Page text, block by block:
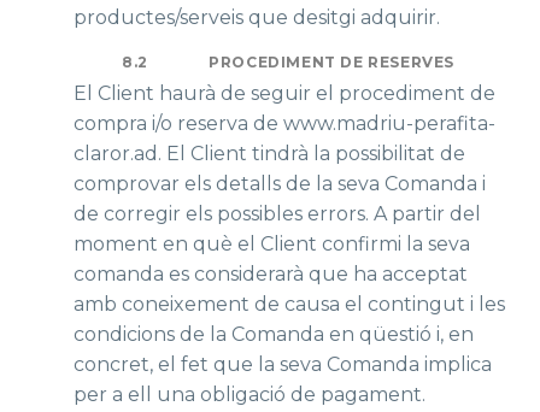
productes/serveis que desitgi adquirir.
8.2 PROCEDIMENT DE RESERVES
El Client haurà de seguir el procediment de
compra i/o reserva de www.madriu-perafita-
claror.ad. El Client tindrà la possibilitat de
comprovar els detalls de la seva Comanda i
de corregir els possibles errors. A partir del
moment en què el Client confirmi la seva
comanda es considerarà que ha acceptat
amb coneixement de causa el contingut i les
condicions de la Comanda en qüestió i, en
concret, el fet que la seva Comanda implica
per a ell una obligació de pagament.